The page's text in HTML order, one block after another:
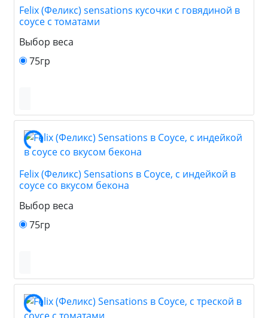
Felix (Феликс) sensations кусочки c говядиной в
соусе с томатами
Выбор веса
75гр
Felix (Феликс) Sensations в Соусе, с индейкой в
соусе со вкусом бекона
Выбор веса
75гр